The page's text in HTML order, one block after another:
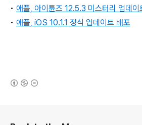
• 애플, 아이튠즈 12.5.3 미스터리 업데이
• 애플, iOS 10.1.1 정식 업데이트 배포